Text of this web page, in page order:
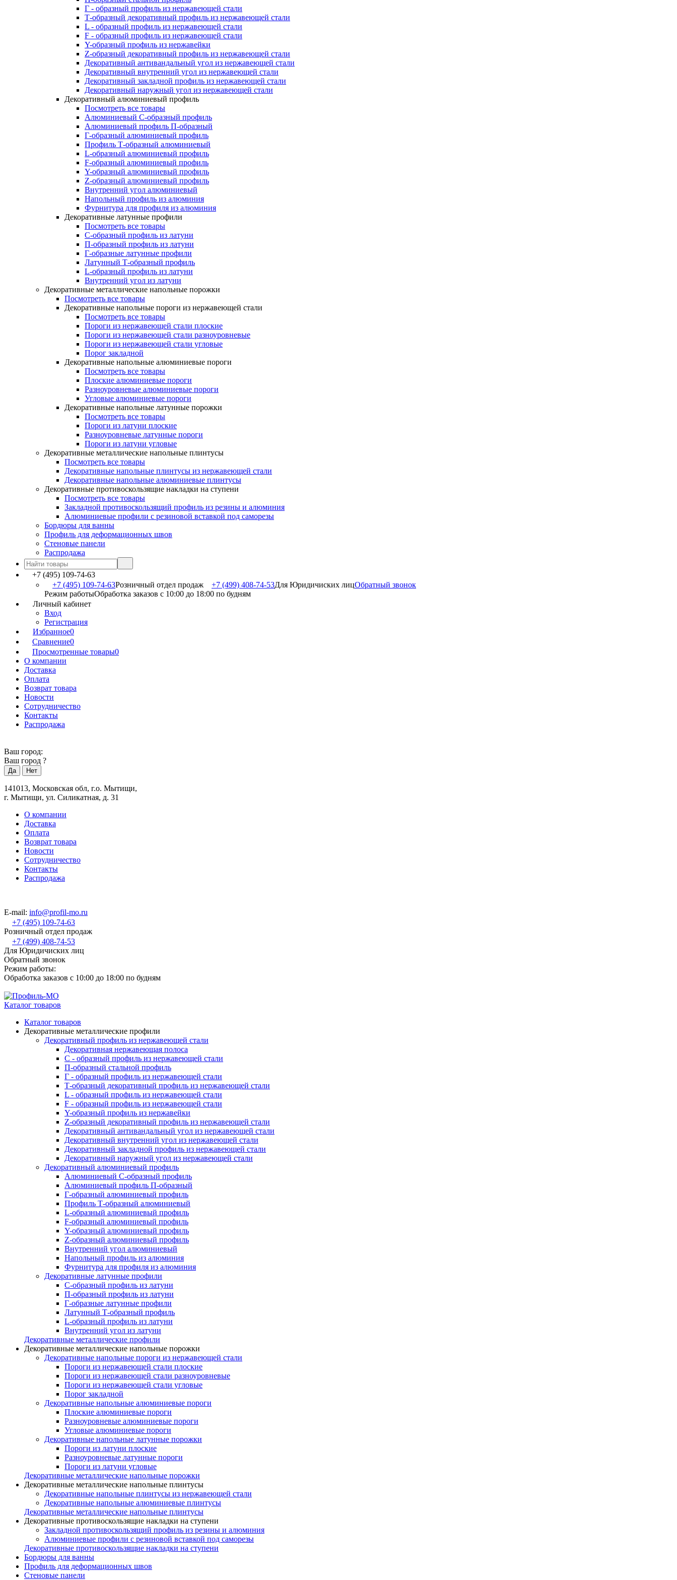
Г - образный профиль из нержавеющей стали
Т-образный декоративный профиль из нержавеющей стали
L - образный профиль из нержавеющей стали
F - образный профиль из нержавеющей стали
Y-образный профиль из нержавейки
Z-образный декоративный профиль из нержавеющей стали
Декоративный антивандальный угол из нержавеющей стали
Декоративный внутренний угол из нержавеющей стали
Декоративный закладной профиль из нержавеющей стали
Декоративный наружный угол из нержавеющей стали
Декоративный алюминиевый профиль
Посмотреть все товары
Алюминиевый С-образный профиль
Алюминиевый профиль П-образный
Г-образный алюминиевый профиль
Профиль Т-образный алюминиевый
L-образный алюминиевый профиль
F-образный алюминиевый профиль
Y-образный алюминиевый профиль
Z-образный алюминиевый профиль
Внутренний угол алюминиевый
Напольный профиль из алюминия
Фурнитура для профиля из алюминия
Декоративные латунные профили
Посмотреть все товары
C-образный профиль из латуни
П-образный профиль из латуни
Г-образные латунные профили
Латунный Т-образный профиль
L-образный профиль из латуни
Внутренний угол из латуни
Декоративные металлические напольные порожки
Посмотреть все товары
Декоративные напольные пороги из нержавеющей стали
Посмотреть все товары
Пороги из нержавеющей стали плоские
Пороги из нержавеющей стали разноуровневые
Пороги из нержавеющей стали угловые
Порог закладной
Декоративные напольные алюминиевые пороги
Посмотреть все товары
Плоские алюминиевые пороги
Разноуровневые алюминиевые пороги
Угловые алюминиевые пороги
Декоративные напольные латунные порожки
Посмотреть все товары
Пороги из латуни плоские
Разноуровневые латунные пороги
Пороги из латуни угловые
Декоративные металлические напольные плинтусы
Посмотреть все товары
Декоративные напольные плинтусы из нержавеющей стали
Декоративные напольные алюминиевые плинтусы
Декоративные противоскользящие накладки на ступени
Посмотреть все товары
Закладной противоскользящий профиль из резины и алюминия
Алюминиевые профили с резиновой вставкой под саморезы
Бордюры для ванны
Профиль для деформационных швов
Стеновые панели
Распродажа
+7 (495) 109-74-63
+7 (495) 109-74-63Розничный отдел продаж +7 (499) 408-74-53Для Юридичиских лицОбратный звонок
Режим работыОбработка заказов с 10:00 до 18:00 по будням
Личный кабинет
Вход
Регистрация
Избранное0
Сравнение0
Просмотренные товары0
О компании
Доставка
Оплата
Возврат товара
Новости
Сотрудничество
Контакты
Распродажа
Ваш город:
Ваш город ?
141013, Московская обл, г.о. Мытищи,
г. Мытищи, ул. Силикатная, д. 31
О компании
Доставка
Оплата
Возврат товара
Новости
Сотрудничество
Контакты
Распродажа
E-mail: info@profil-mo.ru
+7 (495) 109-74-63
Розничный отдел продаж
+7 (499) 408-74-53
Для Юридичиских лиц
Обратный звонок
Режим работы:
Обработка заказов с 10:00 до 18:00 по будням
Каталог товаров
Каталог товаров
Декоративные металлические профили
Декоративный профиль из нержавеющей стали
Декоративная нержавеющая полоса
С - образный профиль из нержавеющей стали
П-образный стальной профиль
Г - образный профиль из нержавеющей стали
Т-образный декоративный профиль из нержавеющей стали
L - образный профиль из нержавеющей стали
F - образный профиль из нержавеющей стали
Y-образный профиль из нержавейки
Z-образный декоративный профиль из нержавеющей стали
Декоративный антивандальный угол из нержавеющей стали
Декоративный внутренний угол из нержавеющей стали
Декоративный закладной профиль из нержавеющей стали
Декоративный наружный угол из нержавеющей стали
Декоративный алюминиевый профиль
Алюминиевый С-образный профиль
Алюминиевый профиль П-образный
Г-образный алюминиевый профиль
Профиль Т-образный алюминиевый
L-образный алюминиевый профиль
F-образный алюминиевый профиль
Y-образный алюминиевый профиль
Z-образный алюминиевый профиль
Внутренний угол алюминиевый
Напольный профиль из алюминия
Фурнитура для профиля из алюминия
Декоративные латунные профили
C-образный профиль из латуни
П-образный профиль из латуни
Г-образные латунные профили
Латунный Т-образный профиль
L-образный профиль из латуни
Внутренний угол из латуни
Декоративные металлические профили
Декоративные металлические напольные порожки
Декоративные напольные пороги из нержавеющей стали
Пороги из нержавеющей стали плоские
Пороги из нержавеющей стали разноуровневые
Пороги из нержавеющей стали угловые
Порог закладной
Декоративные напольные алюминиевые пороги
Плоские алюминиевые пороги
Разноуровневые алюминиевые пороги
Угловые алюминиевые пороги
Декоративные напольные латунные порожки
Пороги из латуни плоские
Разноуровневые латунные пороги
Пороги из латуни угловые
Декоративные металлические напольные порожки
Декоративные металлические напольные плинтусы
Декоративные напольные плинтусы из нержавеющей стали
Декоративные напольные алюминиевые плинтусы
Декоративные металлические напольные плинтусы
Декоративные противоскользящие накладки на ступени
Закладной противоскользящий профиль из резины и алюминия
Алюминиевые профили с резиновой вставкой под саморезы
Декоративные противоскользящие накладки на ступени
Бордюры для ванны
Профиль для деформационных швов
Стеновые панели